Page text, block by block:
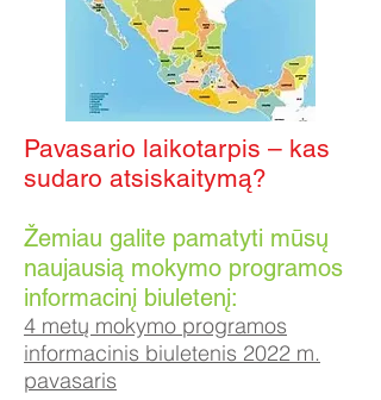
Pavasario laikotarpis – kas
sudaro atsiskaitymą?
Žemiau galite pamatyti mūsų
naujausią mokymo programos
informacinį biuletenį:
4 metų mokymo programos
informacinis biuletenis 2022 m.
pavasaris